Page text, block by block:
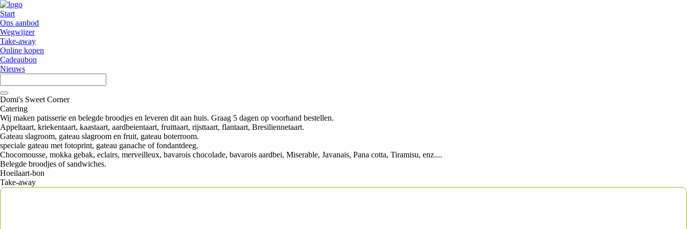
Start
Ons aanbod
Wegwijzer
Take-away
Online kopen
Cadeaubon
Nieuws
Domi's Sweet Corner
Catering
Wij maken patisserie en belegde broodjes en leveren dit aan huis. Graag 5 dagen op voorhand bestellen.
Appeltaart, kriekentaart, kaastaart, aardbeientaart, fruittaart, rijsttaart, flantaart, Bresiliennetaart.
Gateau slagroom, gateau slagroom en fruit, gateau boterroom.
speciale gateau met fotoprint, gateau ganache of fondantdeeg.
Chocomousse, mokka gebak, eclairs, merveilleux, bavarois chocolade, bavarois aardbei, Miserable, Javanais, Pana cotta, Tiramisu, enz....
Belegde broodjes of sandwiches.
Hoeilaart-bon
Take-away